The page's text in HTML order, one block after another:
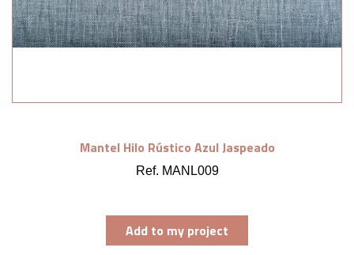
Mantel Hilo Rústico Azul Jaspeado
Ref. MANL009
Add to my project